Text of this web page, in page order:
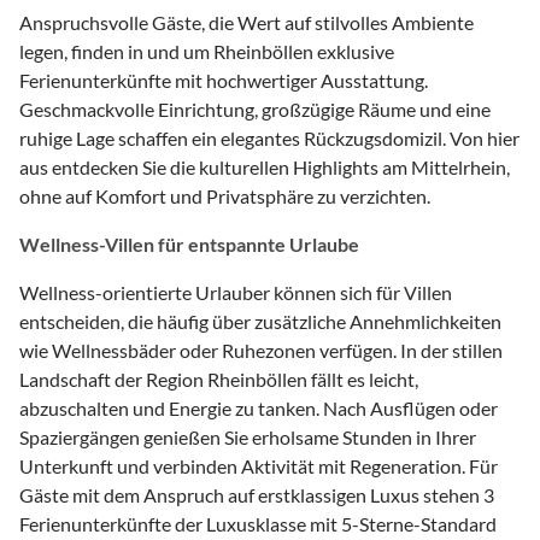
Anspruchsvolle Gäste, die Wert auf stilvolles Ambiente
legen, finden in und um Rheinböllen exklusive
Ferienunterkünfte mit hochwertiger Ausstattung.
Geschmackvolle Einrichtung, großzügige Räume und eine
ruhige Lage schaffen ein elegantes Rückzugsdomizil. Von hier
aus entdecken Sie die kulturellen Highlights am Mittelrhein,
ohne auf Komfort und Privatsphäre zu verzichten.
Wellness-Villen für entspannte Urlaube
Wellness-orientierte Urlauber können sich für Villen
entscheiden, die häufig über zusätzliche Annehmlichkeiten
wie Wellnessbäder oder Ruhezonen verfügen. In der stillen
Landschaft der Region Rheinböllen fällt es leicht,
abzuschalten und Energie zu tanken. Nach Ausflügen oder
Spaziergängen genießen Sie erholsame Stunden in Ihrer
Unterkunft und verbinden Aktivität mit Regeneration. Für
Gäste mit dem Anspruch auf erstklassigen Luxus stehen 3
Ferienunterkünfte der Luxusklasse mit 5-Sterne-Standard